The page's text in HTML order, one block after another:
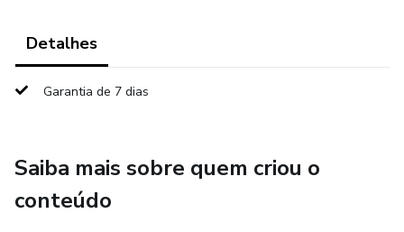
Detalhes
Garantia de 7 dias
Saiba mais sobre quem criou o
conteúdo